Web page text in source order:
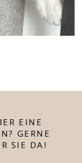
EINE
GERNE
SIE DA!